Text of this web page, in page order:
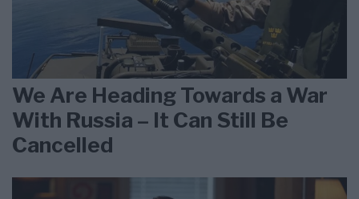
We Are Heading Towards a War
With Russia – It Can Still Be
Cancelled